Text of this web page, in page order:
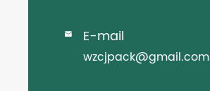
 E-mail
wzcjpack@gmail.com